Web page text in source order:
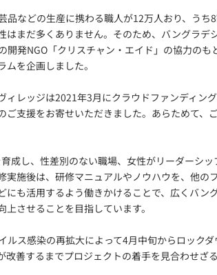
品などの生産に携わる職人が12万人おり、うち
はまだ多くありません。そのため、バングラデ
開発NGO「クリスチャン・エイド」の協力のも
を企画しました。
レッジは2021年3月にクラウドファンディング
支援をお寄せいただきました。あらためて、
成し、性差別のない職場、女性がリーダーシッ
施後は、研修マニュアルやノウハウを、他の
にも活用するよう働きかけることで、広くバン
させることを目指しています。
ルス感染の再拡大によって4月中旬からロック
善するまでプロジェクトの着手を見合わせざ